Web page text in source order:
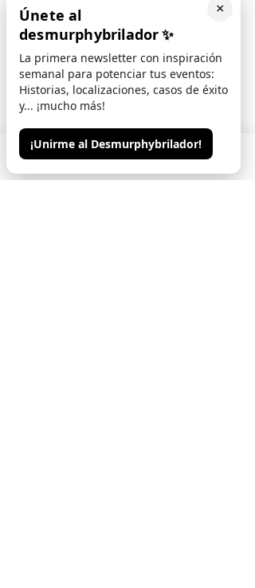
×
Únete al
desmurphybrilador✨
La primera newsletter con inspiración
semanal para potenciar tus eventos:
Historias, localizaciones, casos de éxito
y... ¡mucho más!
¡Unirme al Desmurphybrilador!